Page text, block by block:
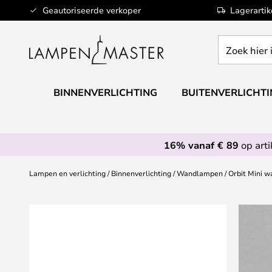
Geautoriseerde verkoper
Ga
naar
inhoud
hier
de
BINNENVERLICHTING
16% vanaf € 89 op
Lampen en verlichting Binnenverlichting Wandlampen Orbit Mini